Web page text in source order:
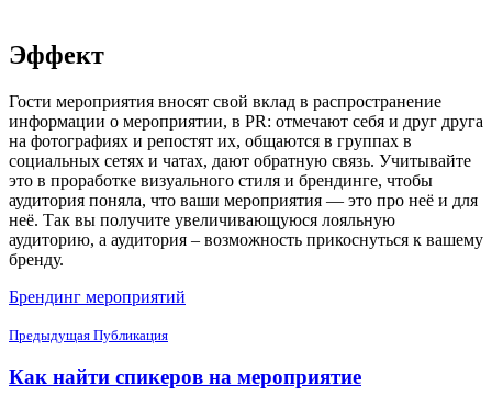
Эффект
Гости мероприятия вносят свой вклад в распространение
информации о мероприятии, в PR: отмечают себя и друг друга
на фотографиях и репостят их, общаются в группах в
социальных сетях и чатах, дают обратную связь. Учитывайте
это в проработке визуального стиля и брендинге, чтобы
аудитория поняла, что ваши мероприятия — это про неё и для
неё. Так вы получите увеличивающуюся лояльную
аудиторию, а аудитория – возможность прикоснуться к вашему
бренду.
Брендинг мероприятий
Предыдущая Публикация
Как найти спикеров на мероприятие